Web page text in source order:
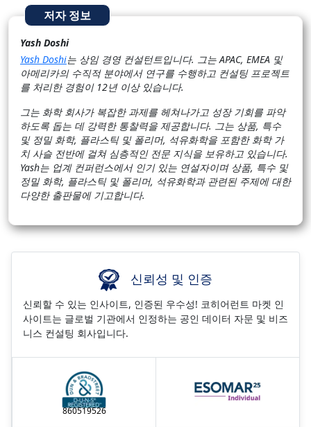
저자 정보
Yash Doshi
Yash Doshi는 상임 경영 컨설턴트입니다. 그는 APAC, EMEA 및
아메리카의 수직적 분야에서 연구를 수행하고 컨설팅 프로젝트
를 처리한 경험이 12년 이상 있습니다.
그는 화학 회사가 복잡한 과제를 헤쳐나가고 성장 기회를 파악
하도록 돕는 데 강력한 통찰력을 제공합니다. 그는 상품, 특수
및 정밀 화학, 플라스틱 및 폴리머, 석유화학을 포함한 화학 가
치 사슬 전반에 걸쳐 심층적인 전문 지식을 보유하고 있습니다.
Yash는 업계 컨퍼런스에서 인기 있는 연설자이며 상품, 특수 및
정밀 화학, 플라스틱 및 폴리머, 석유화학과 관련된 주제에 대한
다양한 출판물에 기고합니다.
신뢰성 및 인증
신뢰할 수 있는 인사이트, 인증된 우수성! 코히어런트 마켓 인
사이트는 글로벌 기관에서 인정하는 공인 데이터 자문 및 비즈
니스 컨설팅 회사입니다.
860519526